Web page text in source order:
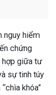
nguy hiểm
chứng
hợp giữa tư
sự tinh túy
khóa”